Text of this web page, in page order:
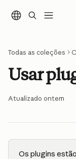
Todas as coleções
Usar
Atualizado ontem
Os plugins